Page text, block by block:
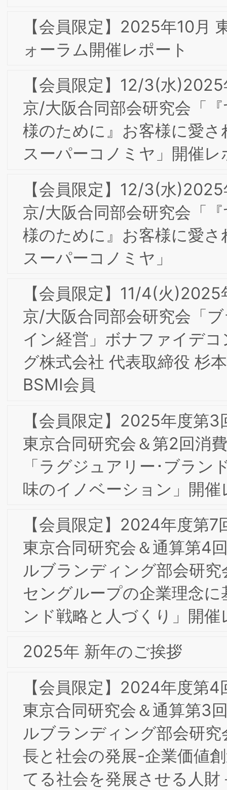
てる社会を発展させる人財－」開催レポ
ート
10/10(木)BSMI東京第24回フォーラム＆
第10回丸の内ゼミナール「今日の消費と
ブランド・イノベーション」を開催しま
した
【会員限定】2024年3月 東京第23回フ
ォーラム開催レポート
宿研究会in大阪開催の報告
【会員限定】2024年6月BSMI第3回東
京/大阪合同研究会 開催レポート
【会員限定】2024年5月BSMI第2回東
社コレクシア芹澤氏からのお知らせ
当研究所会員 小々馬 敦氏のご著書『新
費をつくるα世代』（日経BP社）が出版
されました
【会員限定】2024年4月BSMI第1回大
東京合同研究会＆第１回消費者部会研究
当研究所会員『大阪王将の「超える」経
営』が出版されました
【会員限定】2024年2月BSMIインター
ナルブランディング部会研究会「理念へ
組み」開催レポート
【会員限定】2024年2月第4回東京/大阪
合同部会研究会「ダイレクトマーケティ
ング2023-レスポンスとブランディン
の融合 ～大手食品メーカー、大手アパ
ルの事例から」開催レポート
門部会研究会＆第１回（通算第２回）知
2/26(月)第13期（2023年度）第２回理
事会開催
２/９(金)第7回BSMI東京/大阪合同研究
＆第1回（通算第２回）インターナルブ
ランディング部会研究会